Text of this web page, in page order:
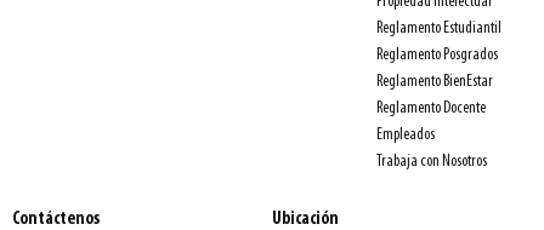
Reglamento Estudiantil
Reglamento Posgrados
Reglamento BienEstar
Reglamento Docente
Empleados
Trabaja con Nosotros
Contáctenos Ubicación